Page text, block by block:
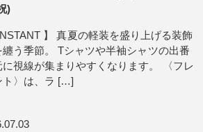
)
】 真夏の軽装を盛り上げる装飾
う季節。 Tシャツや半袖シャツの出番
視線が集まりやすくなります。 〈フレ
ト〉は、ラ […]